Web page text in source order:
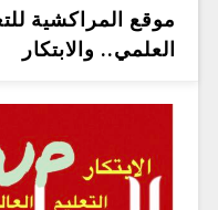
موقع المراكشية
العلمي.. والابتكار